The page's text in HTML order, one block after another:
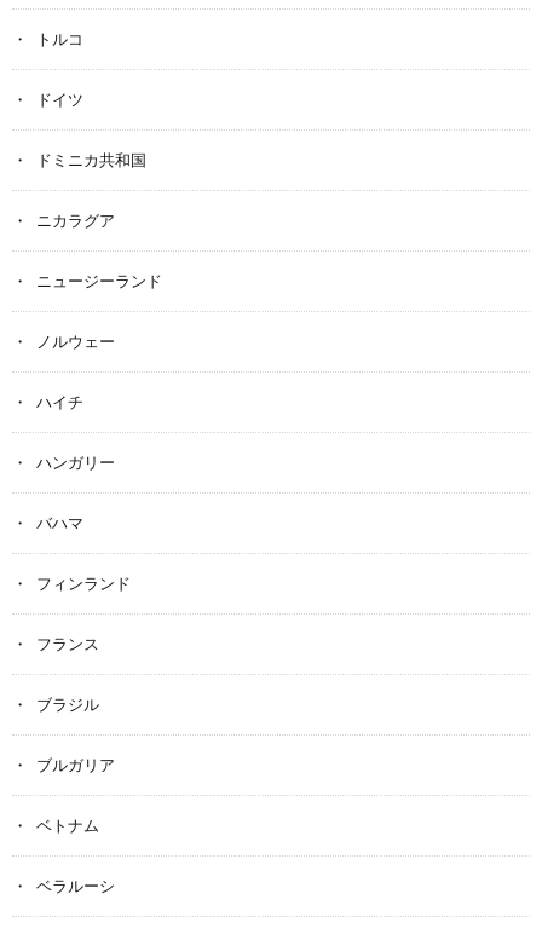
トルコ
ドイツ
ドミニカ共和国
ニカラグア
ニュージーランド
ノルウェー
ハイチ
ハンガリー
バハマ
フィンランド
フランス
ブラジル
ブルガリア
ベトナム
ベラルーシ